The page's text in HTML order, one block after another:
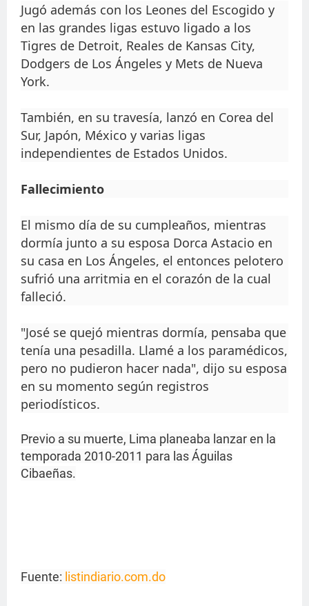
Jugó además con los Leones del Escogido y
en las grandes ligas estuvo ligado a los
Tigres de Detroit, Reales de Kansas City,
Dodgers de Los Ángeles y Mets de Nueva
York.
También, en su travesía, lanzó en Corea del
Sur, Japón, México y varias ligas
independientes de Estados Unidos.
Fallecimiento
El mismo día de su cumpleaños, mientras
dormía junto a su esposa Dorca Astacio en
su casa en Los Ángeles, el entonces pelotero
sufrió una arritmia en el corazón de la cual
falleció.
"José se quejó mientras dormía, pensaba que
tenía una pesadilla. Llamé a los paramédicos,
pero no pudieron hacer nada", dijo su esposa
en su momento según registros
periodísticos.
Previo a su muerte, Lima planeaba lanzar en la
temporada 2010-2011 para las Águilas
Cibaeñas.
Fuente: listindiario.com.do